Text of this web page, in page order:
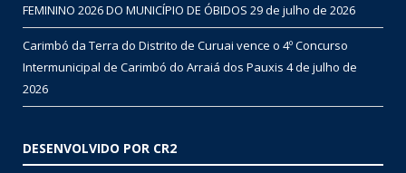
FEMININO 2026 DO MUNICÍPIO DE ÓBIDOS 29 de julho de 2026
Carimbó da Terra do Distrito de Curuai vence o 4º Concurso
Intermunicipal de Carimbó do Arraiá dos Pauxis 4 de julho de
2026
DESENVOLVIDO POR CR2